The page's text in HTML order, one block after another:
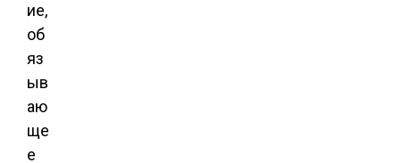
ие,
об
яз
ыв
аю
ще
е